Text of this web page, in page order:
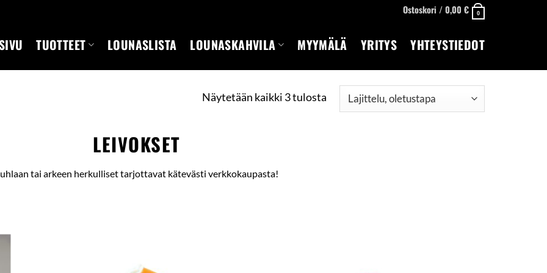
Ostoskori /0,00 € 0
TUOTTEET LOUNASLISTA LOUNASKAHVILA MYYMÄLÄ YRITYS YHTEYSTIEDOT
Näytetään kaikki 3 tulosta
LEIVOKSET
tai arkeen herkulliset tarjottavat kätevästi verkkokaupasta!